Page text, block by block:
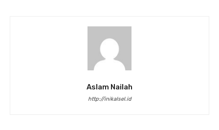
Aslam Nailah
http://inikalsel.id